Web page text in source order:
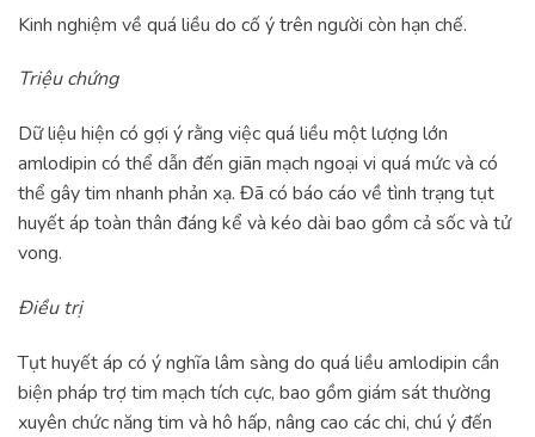
Kinh nghiệm về quá liều do cố ý trên người còn hạn chế.
Triệu chứng
Dữ liệu hiện có gợi ý rằng việc quá liều một lượng lớn
amlodipin có thể dẫn đến giãn mạch ngoại vi quá mức và có
thể gây tim nhanh phản xạ. Đã có báo cáo về tình trạng tụt
huyết áp toàn thân đáng kể và kéo dài bao gồm cả sốc và tử
vong.
Điều trị
Tụt huyết áp có ý nghĩa lâm sàng do quá liều amlodipin cần
biện pháp trợ tim mạch tích cực, bao gồm giám sát thường
xuyên chức năng tim và hô hấp, nâng cao các chi, chú ý đến